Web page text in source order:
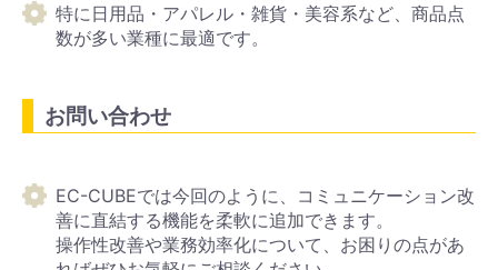
特に日用品・アパレル・雑貨・美容系など、商品点
数が多い業種に最適です。
お問い合わせ
EC-CUBEでは今回のように、コミュニケーション改
善に直結する機能を柔軟に追加できます。
操作性改善や業務効率化について、お困りの点があ